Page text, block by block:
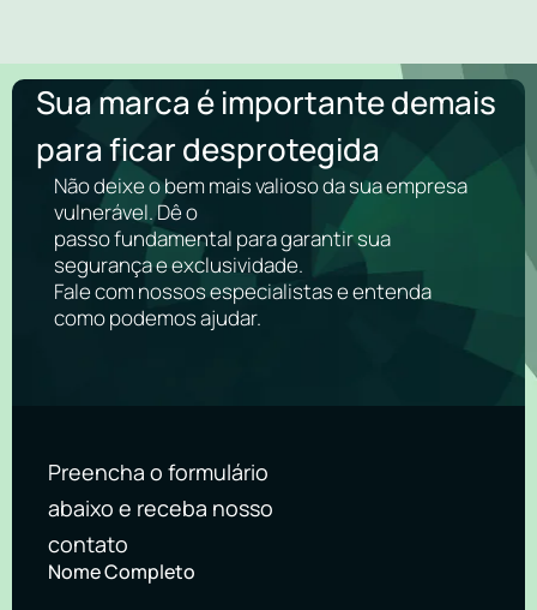
Sua marca é importante demais
para ficar desprotegida
Não deixe o bem mais valioso da sua empresa
vulnerável. Dê o
passo fundamental para garantir sua
segurança e exclusividade.
Fale com nossos especialistas e entenda
como podemos ajudar.
Preencha o formulário
abaixo e receba nosso
contato
Nome Completo